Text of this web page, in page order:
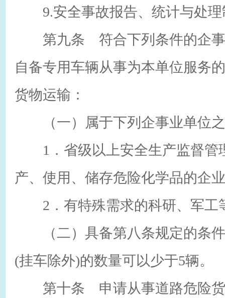
9.安全事故报告、统计与处理
第九条 符合下列条件的企事
自备专用车辆从事为本单位服务
货物运输：
（一）属于下列企事业单位
1．省级以上安全生产监督管
产、使用、储存危险化学品的企
2．有特殊需求的科研、军工
（二）具备第八条规定的条件
(挂车除外)的数量可以少于5辆。
第十条 申请从事道路危险货